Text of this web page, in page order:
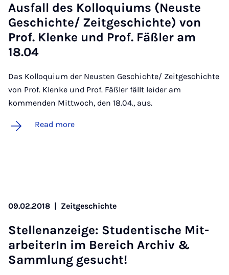
Aus­fall des Kolloqui­ums (Neuste
Geschichte/ Zeit­geschichte) von
Prof. Klen­ke und Prof. Fäßler am
18.04
Das Kolloquium der Neusten Geschichte/ Zeitgeschichte
von Prof. Klenke und Prof. Fäßler fällt leider am
kommenden Mittwoch, den 18.04., aus.
Read more
09.02.2018 | Zeitgeschichte
Stel­len­an­zeige: Stu­dentische Mit­
arbei­t­er­In im Bereich Archiv &
Sammlung ge­sucht!